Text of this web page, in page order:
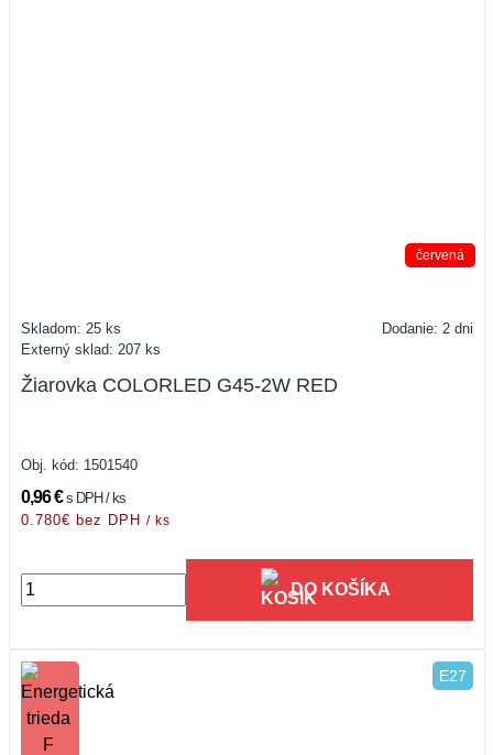
červená
Skladom: 25 ks
Dodanie: 2 dni
Externý sklad: 207 ks
Žiarovka COLORLED G45-2W RED
Obj. kód: 1501540
0,96 €s DPH / ks
0.780€ bez DPH / ks
DO KOŠÍKA
E27